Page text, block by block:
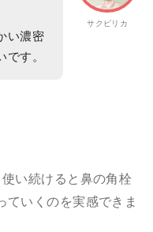
サクピリカ
い濃密
す。
い続けると鼻の角栓
ていくのを実感できま